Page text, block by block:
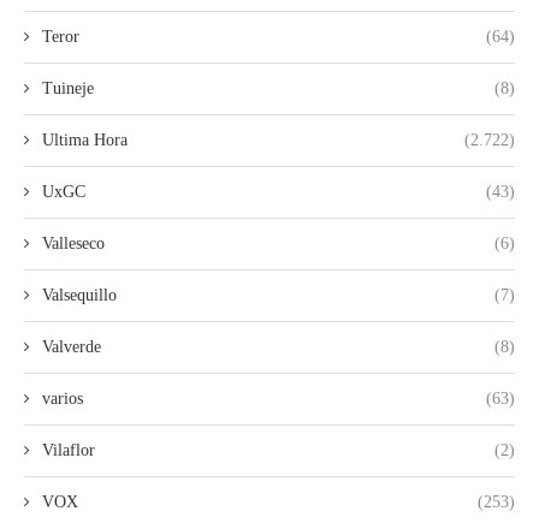
Teror (64)
Tuineje (8)
Ultima Hora (2.722)
UxGC (43)
Valleseco (6)
Valsequillo (7)
Valverde (8)
varios (63)
Vilaflor (2)
VOX (253)